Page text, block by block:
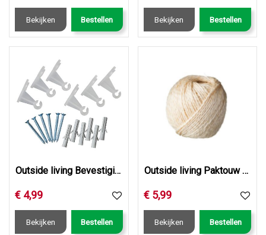
Bekijken Bestellen Bekijken Bestellen
Outside living Bevestigingsset klimrek transp. 6st
€ 4,99
Bekijken Bestellen
Outside living Paktouw sisal l60m
€ 5,99
Bekijken Bestellen